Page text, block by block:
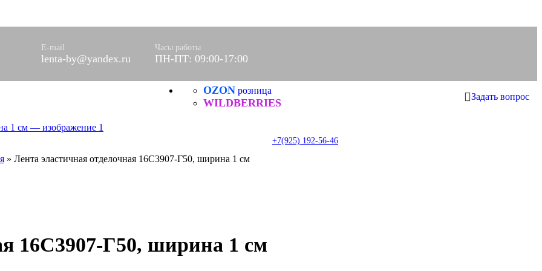
E-mail
lenta-by@yandex.ru
Часы работы
ПН-ПТ: 09:00-17:00
+7(925) 192-56-46
OZON розница
WILDBERRIES
Задать вопрос
» Лента эластичная отделочная 16С3907-Г50, ширина 1 см
16С3907-Г50, ширина 1 см